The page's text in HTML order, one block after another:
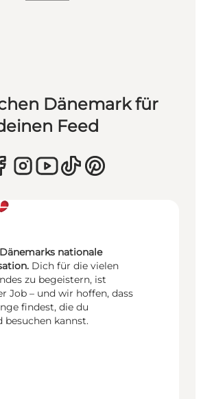
Dänemark für
Feed
nationale
Dich für die vielen
zu begeistern, ist
Job – und wir hoffen, dass
findest, die du
besuchen kannst.